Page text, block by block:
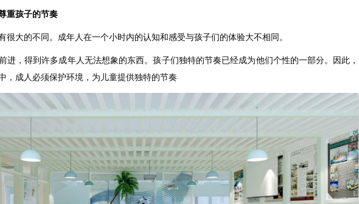
重孩子的节奏
很大的不同。成年人在一个小时内的认知和感受与孩子们的体验大不相同。
进，得到许多成年人无法想象的东西。孩子们独特的节奏已经成为他们个性的一部分。因此，
，成人必须保护环境，为儿童提供独特的节奏